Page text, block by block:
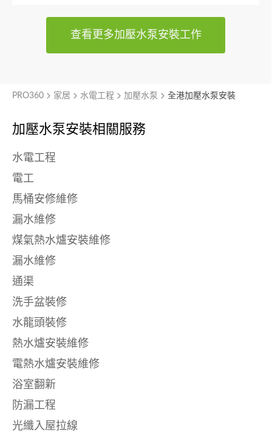
查看更多加壓水泵安裝工作
加壓水泵安裝相關服務
水電工程
電工
馬桶安修維修
漏水維修
煤氣熱水爐安裝維修
漏水維修
通渠
洗手盆裝修
水龍頭裝修
熱水爐安裝維修
電熱水爐安裝維修
浴室翻新
防漏工程
光纖入屋拉線
PRO360 家居 水電工程 加壓水泵 全港加壓水泵安裝